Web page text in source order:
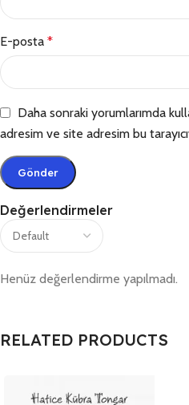
Değerlendirmeler
Henüz değerlendirme yapılmadı.
E-posta *
Daha sonraki yorumlarımda
adresim ve site adresim bu
RELATED PRODUCTS